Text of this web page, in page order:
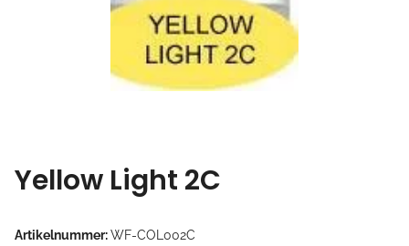
Yellow Light 2C
Artikelnummer:WF-COL002C